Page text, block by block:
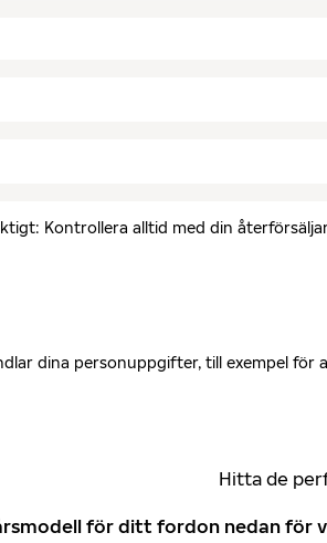
Kontrollera alltid med din
dina personuppgifter, till exempel
Hitta de
för ditt fordon nedan för